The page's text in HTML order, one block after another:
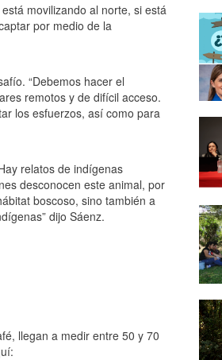
movilizando al norte, si está
por medio de la
“Debemos hacer el
remotos y de difícil acceso.
los esfuerzos, así como para
relatos de indígenas
desconocen este animal, por
boscoso, sino también a
dijo Sáenz.
llegan a medir entre 50 y 70